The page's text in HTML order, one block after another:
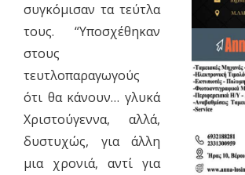
συγκόμισαν τα τεύτλα
τους. “Υποσχέθηκαν
στους
τευτλοπαραγωγούς
ότι θα κάνουν… γλυκά
Χριστούγεννα, αλλά,
δυστυχώς, για άλλη
μια χρονιά, αντί για